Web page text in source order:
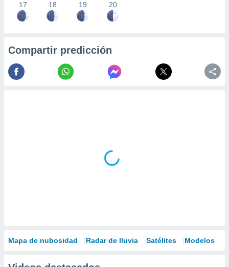
17 18 19 20
Compartir predicción
Mapa de nubosidad Radar de lluvia Satélites Modelos